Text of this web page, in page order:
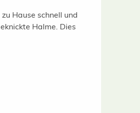
Hause schnell und
Halme. Dies